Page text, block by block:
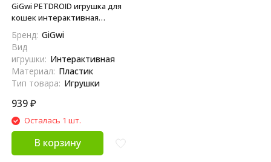
GiGwi PETDROID игрушка для
кошек интерактивная
Мелоди Тумблер со
звуковым чипом, 14 см
Бренд: GiGwi
Вид
игрушки: Интерактивная
Материал: Пластик
Тип товара: Игрушки
939₽
Осталась 1 шт.
В корзину